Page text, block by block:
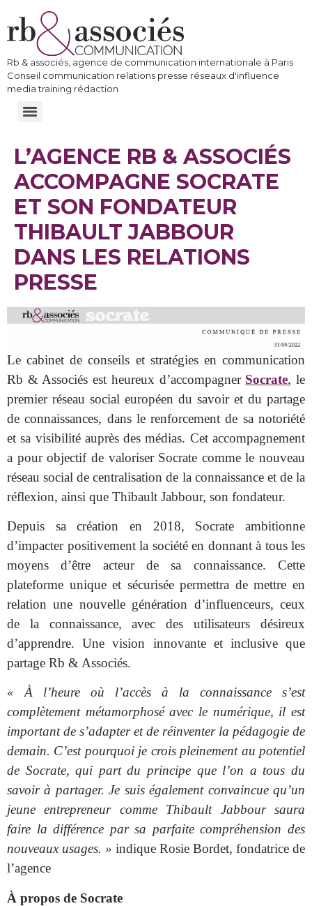
Rb & associés, agence de communication internationale à Paris
Conseil communication relations presse réseaux d'influence
media training rédaction
L’AGENCE RB & ASSOCIÉS
ACCOMPAGNE SOCRATE
ET SON FONDATEUR
THIBAULT JABBOUR
DANS LES RELATIONS
PRESSE
Le cabinet de conseils et stratégies en communication
Rb & Associés est heureux d’accompagner Socrate, le
premier réseau social européen du savoir et du partage
de connaissances, dans le renforcement de sa notoriété
et sa visibilité auprès des médias. Cet accompagnement
a pour objectif de valoriser Socrate comme le nouveau
réseau social de centralisation de la connaissance et de la
réflexion, ainsi que Thibault Jabbour, son fondateur.
Depuis sa création en 2018, Socrate ambitionne
d’impacter positivement la société en donnant à tous les
moyens d’être acteur de sa connaissance. Cette
plateforme unique et sécurisée permettra de mettre en
relation une nouvelle génération d’influenceurs, ceux
de la connaissance, avec des utilisateurs désireux
d’apprendre. Une vision innovante et inclusive que
partage Rb & Associés.
« À l’heure où l’accès à la connaissance s’est
complètement métamorphosé avec le numérique, il est
important de s’adapter et de réinventer la pédagogie de
demain. C’est pourquoi je crois pleinement au potentiel
de Socrate, qui part du principe que l’on a tous du
savoir à partager. Je suis également convaincue qu’un
jeune entrepreneur comme Thibault Jabbour saura
faire la différence par sa parfaite compréhension des
nouveaux usages. » indique Rosie Bordet, fondatrice de
l’agence
À propos de Socrate